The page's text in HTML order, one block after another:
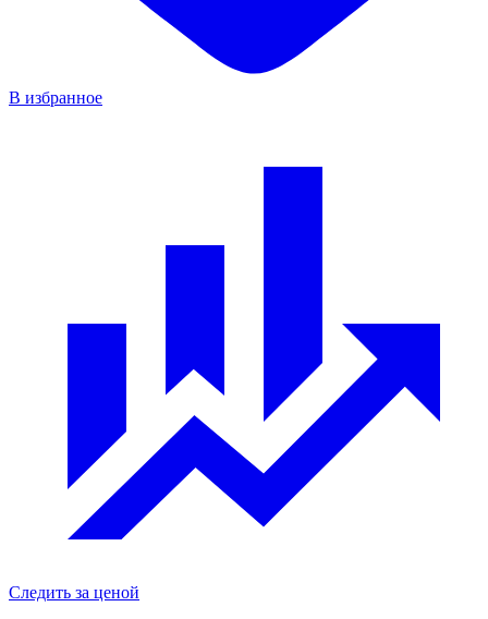
В избранное
Следить за ценой